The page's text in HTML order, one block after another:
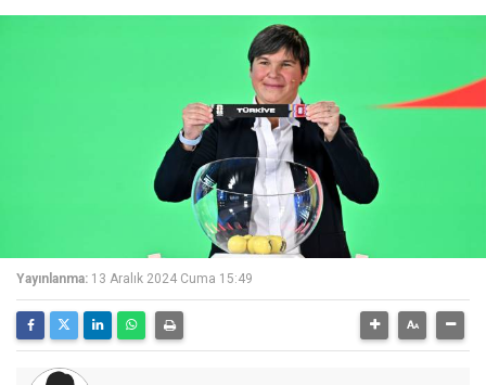
Yayınlanma: 13 Aralık 2024 Cuma 15:49